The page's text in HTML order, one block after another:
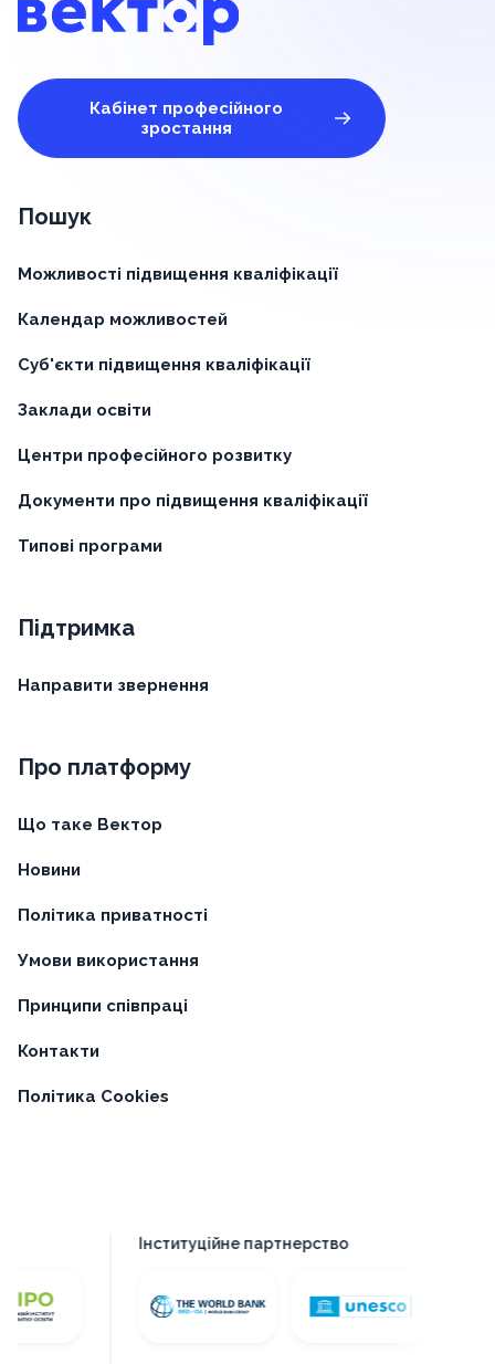
Кабінет професійного
зростання
Пошук
Можливості підвищення кваліфікації
Календар можливостей
Суб'єкти підвищення кваліфікації
Заклади освіти
Центри професійного розвитку
Документи про підвищення кваліфікації
Типові програми
Підтримка
Направити звернення
Про платформу
Що таке Вектор
Новини
Політика приватності
Умови використання
Принципи співпраці
Контакти
Політика Cookies
Інституційне партнерство